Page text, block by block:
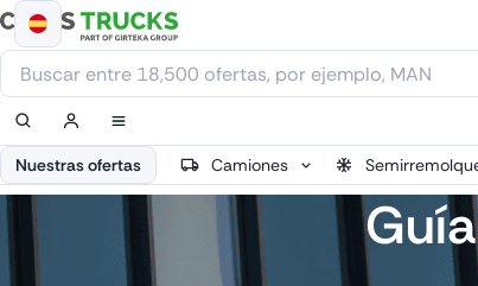
Ir
contenido
Nuestras ofertas Camiones